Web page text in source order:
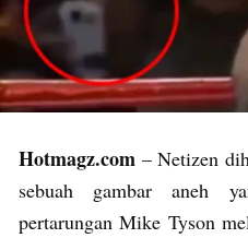
Hotmagz.com – Netizen
sebuah gambar aneh
pertarungan Mike Tyson